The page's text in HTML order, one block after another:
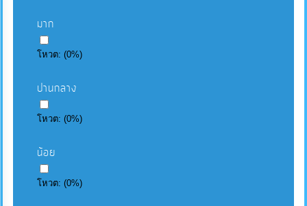
มาก
โหวต:(0%)
ปานกลาง
โหวต:(0%)
น้อย
โหวต:(0%)